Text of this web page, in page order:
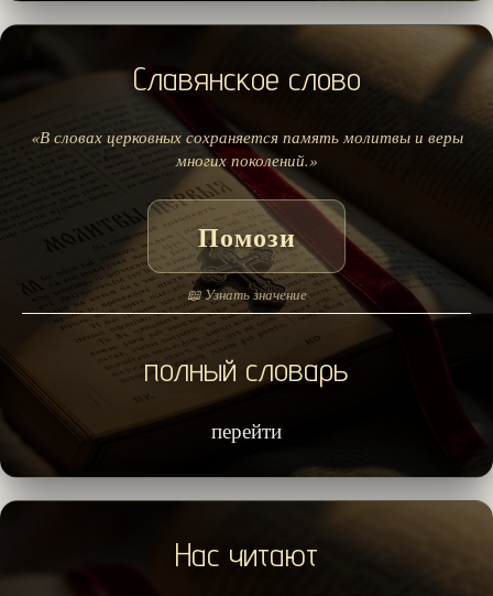
Славянское слово
«В словах церковных сохраняется память молитвы и веры
многих поколений.»
Помози
📖 Узнать значение
полный словарь
перейти
Нас читают